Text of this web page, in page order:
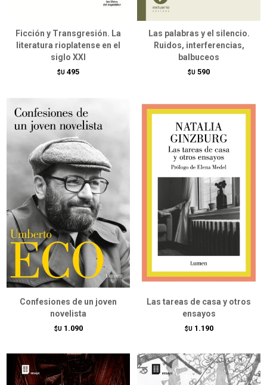
Ficción y Transgresión. La
literatura rioplatense en el
siglo XXI
$U 495
Las palabras y el silencio.
Ruidos, interferencias,
balbuceos
$U 590
Confesiones de un joven
novelista
$U 1.090
Las tareas de casa y otros
ensayos
$U 1.190